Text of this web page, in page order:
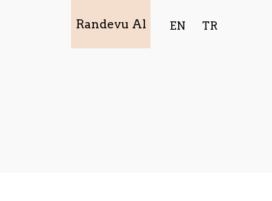
Randevu Al EN TR